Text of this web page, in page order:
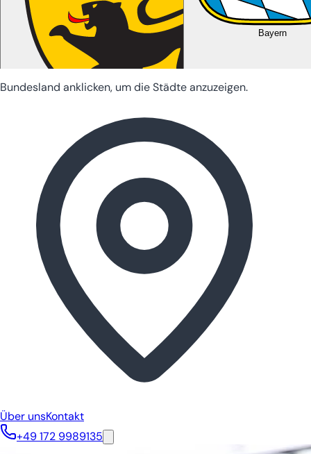
Baden-Württemberg
Bayern
Bundesland anklicken, um die Städte anzuzeigen.
Über unsKontakt
+49 172 9989135